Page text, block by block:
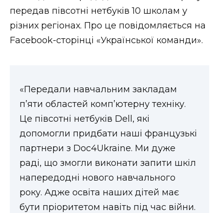
ЗАКАРПАТСЬКІ НОВИНИ
НОВИНИ ЗАХІДНОЇ УКРАЇНИ
ФОТО
ВІДЕО
передав півсотні нетбуків 10 школам у
різних регіонах. Про це повідомляється на
Facebook-сторінці «Української команди».
«Передали навчальним закладам
п’яти областей комп’ютерну техніку.
Це півсотні нетбуків Dell, які
допомогли придбати наші французькі
партнери з Doc4Ukraine. Ми дуже
раді, що змогли виконати запити шкіл
напередодні нового навчального
року. Адже освіта наших дітей має
бути пріоритетом навіть під час війни.